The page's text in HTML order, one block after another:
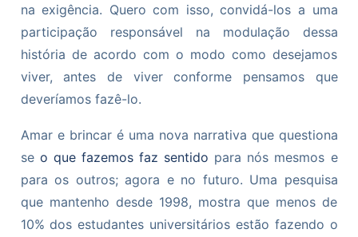
na exigência. Quero com isso, convidá-los a uma
participação responsável na modulação dessa
história de acordo com o modo como desejamos
viver, antes de viver conforme pensamos que
deveríamos fazê-lo.
Amar e brincar é uma nova narrativa que questiona
se o que fazemos faz sentido para nós mesmos e
para os outros; agora e no futuro. Uma pesquisa
que mantenho desde 1998, mostra que menos de
10% dos estudantes universitários estão fazendo o